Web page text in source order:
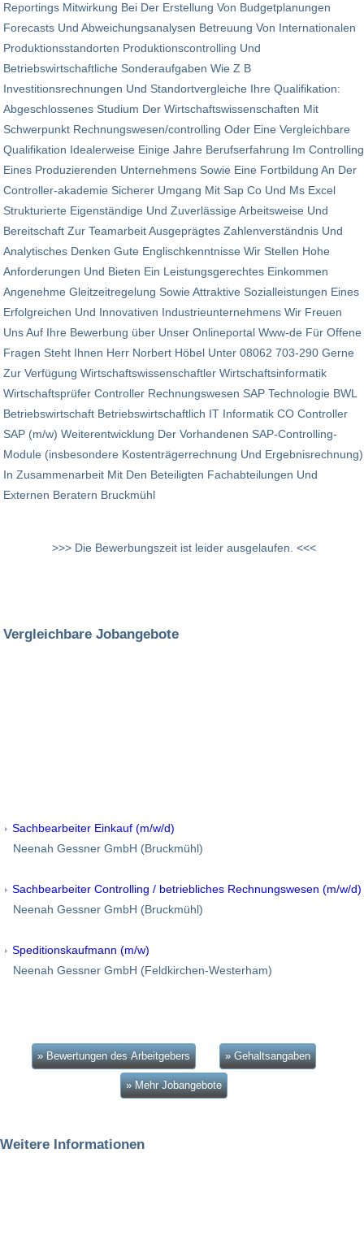
Reportings Mitwirkung Bei Der Erstellung Von Budgetplanungen
Forecasts Und Abweichungsanalysen Betreuung Von Internationalen
Produktionsstandorten Produktionscontrolling Und
Betriebswirtschaftliche Sonderaufgaben Wie Z B
Investitionsrechnungen Und Standortvergleiche Ihre Qualifikation:
Abgeschlossenes Studium Der Wirtschaftswissenschaften Mit
Schwerpunkt Rechnungswesen/controlling Oder Eine Vergleichbare
Qualifikation Idealerweise Einige Jahre Berufserfahrung Im Controlling
Eines Produzierenden Unternehmens Sowie Eine Fort­bildung An Der
Controller-akademie Sicherer Umgang Mit Sap Co Und Ms Excel
Strukturierte Eigenständige Und Zuverlässige Arbeitsweise Und
Bereitschaft Zur Teamarbeit Ausgeprägtes Zahlenverständnis Und
Analytisches Denken Gute Englischkenntnisse Wir Stellen Hohe
Anforderungen Und Bieten Ein Leistungsgerechtes Einkommen
Angenehme Gleitzeitregelung Sowie Attraktive Sozialleistungen Eines
Erfolgreichen Und Innovativen Industrieunternehmens Wir Freuen
Uns Auf Ihre Bewerbung über Unser Onlineportal Www-de Für Offene
Fragen Steht Ihnen Herr Norbert Höbel Unter 08062 703-290 Gerne
Zur Verfügung Wirtschaftswissenschaftler Wirtschaftsinformatik
Wirtschaftsprüfer Controller Rechnungswesen SAP Technologie BWL
Betriebswirtschaft Betriebswirtschaftlich IT Informatik CO Controller
SAP (m/w) Weiterentwicklung Der Vorhandenen SAP-Controlling-
Module (insbesondere Kostenträgerrechnung Und Ergebnis­rechnung)
In Zusammenarbeit Mit Den Beteiligten Fachabteilungen Und
Externen Beratern Bruckmühl
>>> Die Bewerbungszeit ist leider ausgelaufen. <<<
Vergleichbare Jobangebote
Sachbearbeiter Einkauf (m/w/d)
Neenah Gessner GmbH (Bruckmühl)
Sachbearbeiter Controlling / betriebliches Rechnungswesen (m/w/d)
Neenah Gessner GmbH (Bruckmühl)
Speditionskaufmann (m/w)
Neenah Gessner GmbH (Feldkirchen-Westerham)
» Bewertungen des Arbeitgebers » Gehaltsangaben
» Mehr Jobangebote
Weitere Informationen